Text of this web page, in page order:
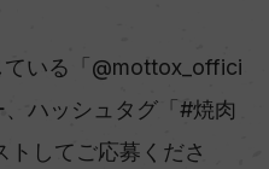
いる「@mottox_offici
ハッシュタグ「#焼肉
トしてご応募くださ